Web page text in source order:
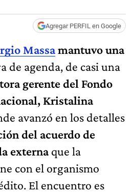
Agregar PERFIL en Google
Massamantuvo una
de agenda, de casi una
gerente del Fondo
Kristalina
avanzó en los detalles
del acuerdo de
externaque la
con el organismo
El encuentro es